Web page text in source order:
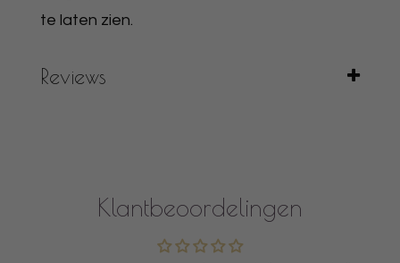
te laten zien.
Reviews
Klantbeoordelingen